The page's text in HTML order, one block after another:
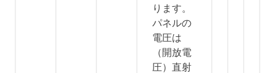
ります。
パネルの
電圧は
（開放電
圧）直射